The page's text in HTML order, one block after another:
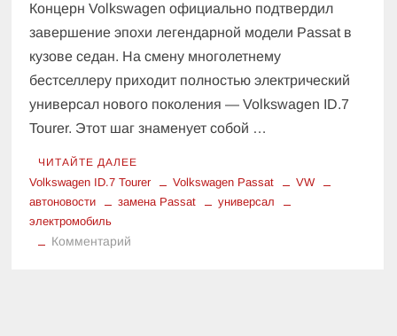
Концерн Volkswagen официально подтвердил
завершение эпохи легендарной модели Passat в
кузове седан. На смену многолетнему
бестселлеру приходит полностью электрический
универсал нового поколения — Volkswagen ID.7
Tourer. Этот шаг знаменует собой …
ЧИТАЙТЕ ДАЛЕЕ
Volkswagen ID.7 Tourer Volkswagen Passat
VW
автоновости
замена Passat
универсал
электромобиль
Комментарий